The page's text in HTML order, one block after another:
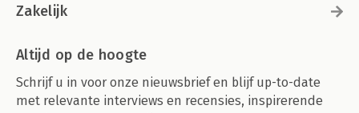
Zakelijk
Altijd op de hoogte
Schrijf u in voor onze nieuwsbrief en blijf up-to-date
met relevante interviews en recensies, inspirerende